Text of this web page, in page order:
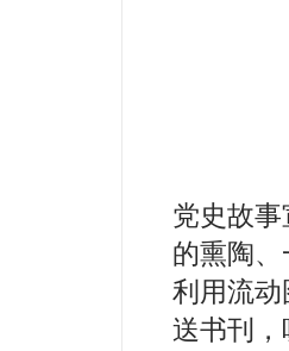
党史故
的熏陶、
利用流
送书刊